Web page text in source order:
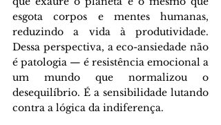
esgota corpos e mentes humanas,
reduzindo a vida à produtividade.
Dessa perspectiva, a eco-ansiedade não
é patologia — é resistência emocional a
um mundo que normalizou o
desequilíbrio. É a sensibilidade lutando
contra a lógica da indiferença.